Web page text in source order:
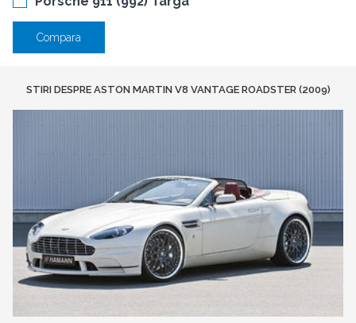
Compara
STIRI DESPRE ASTON MARTIN V8 VANTAGE ROADSTER (2009)